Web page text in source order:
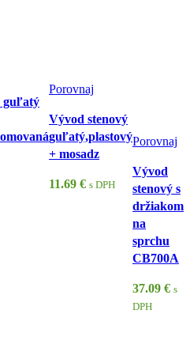
guľatý
Porovnaj
Vývod stenový
guľatý,plastový
+ mosadz
11.69 € s DPH
Porovnaj
Vývod
stenový s
držiakom
na
sprchu
CB700A
37.09 € s
DPH